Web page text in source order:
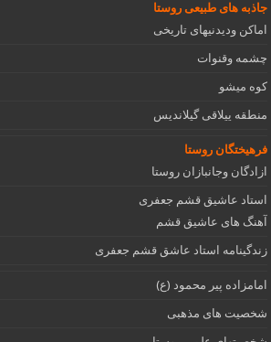
جاذبه های طبیعی روستا
اماکن ودیدنیهای تاریخی
چشمه وقنوات
کوه میشو
منطقه ییلاقی گیلاندیس
فرهیختگان روستا
ازادگان وجانبازان روستا
استاد عاشیق قشم جعفری
آهنگ های عاشیق قشم
زندگینامه استاد عاشق قشم جعفری
امامزاده پیر محمود (ع)
شخصیت های مذهبی